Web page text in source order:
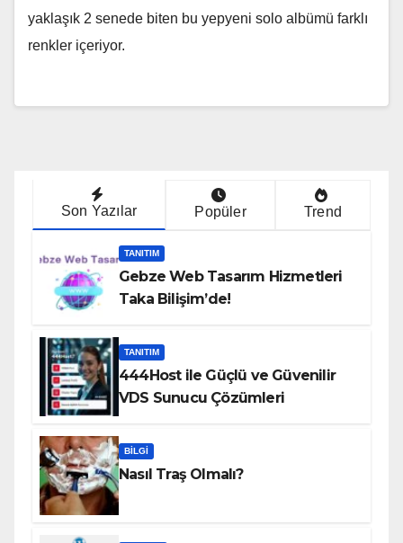
yaklaşık 2 senede biten bu yepyeni solo albümü farklı
renkler içeriyor.
Son Yazılar Popüler Trend
TANITIM
Gebze Web Tasarım Hizmetleri
Taka Bilişim’de!
TANITIM
444Host ile Güçlü ve Güvenilir
VDS Sunucu Çözümleri
BILGI
Nasıl Traş Olmalı?